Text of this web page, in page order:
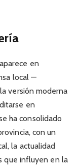
en
local —
versión moderna
en
ha consolidado
con un
la actualidad
que influyen en la